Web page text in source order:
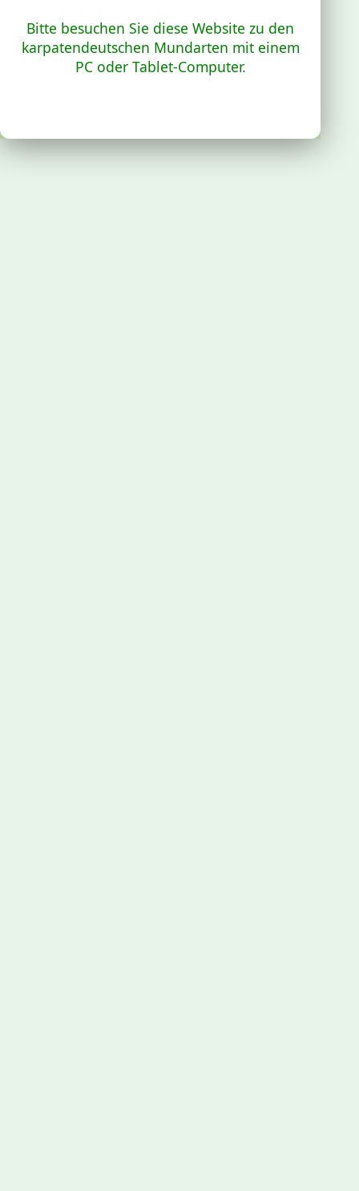
Bitte besuchen Sie diese Website zu den
karpatendeutschen Mundarten mit einem
PC oder Tablet-Computer.